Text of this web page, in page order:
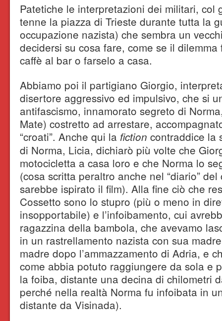
Patetiche le interpretazioni dei militari, col
tenne la piazza di Trieste durante tutta la
occupazione nazista) che sembra un
decidersi su cosa fare, come se il
caffè al bar o farselo a casa.
Abbiamo poi il partigiano Giorgio,
disertore aggressivo ed impulsivo, che si
antifascismo, innamorato segreto di
Mate) costretto ad arrestare,
“croati”. Anche qui la fiction contraddice la
di Norma, Licia, dichiarò più volte che
motocicletta a casa loro e che Norma lo
(cosa scritta peraltro anche nel “diario”
sarebbe ispirato il film). Alla fine ciò che
Cossetto sono lo stupro (più o meno in
insopportabile) e l’infoibamento, cui
ragazzina della bambola, che avevamo
in un rastrellamento nazista con sua
madre dopo l’ammazzamento di Adria, e
come abbia potuto raggiungere da sola e
la foiba, distante una decina di chilometri
perché nella realtà Norma fu infoibata in
distante da Visinada).